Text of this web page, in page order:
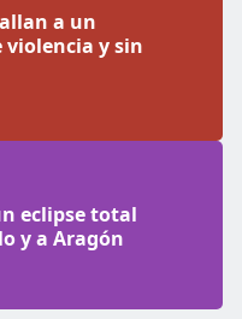
a un
y sin
eclipse total
y a Aragón